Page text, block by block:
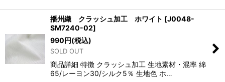
播州織 クラッシュ加工 ホワイト [J0048-
SM7240-02]
990円(税込)
SOLD OUT
商品詳細 特徴 クラッシュ加工 生地素材・混率 綿
65/レーヨン30/シルク5％ 生地色 ホ…